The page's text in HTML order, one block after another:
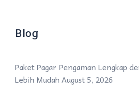
Blog
Paket Pagar Pengaman Lengkap
Lebih MudahAugust 5, 2026